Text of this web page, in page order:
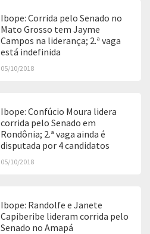
Ibope: Corrida pelo Senado no
Mato Grosso tem Jayme
Campos na liderança; 2.ª vaga
está indefinida
05/10/2018
Ibope: Confúcio Moura lidera
corrida pelo Senado em
Rondônia; 2.ª vaga ainda é
disputada por 4 candidatos
05/10/2018
Ibope: Randolfe e Janete
Capiberibe lideram corrida pelo
Senado no Amapá